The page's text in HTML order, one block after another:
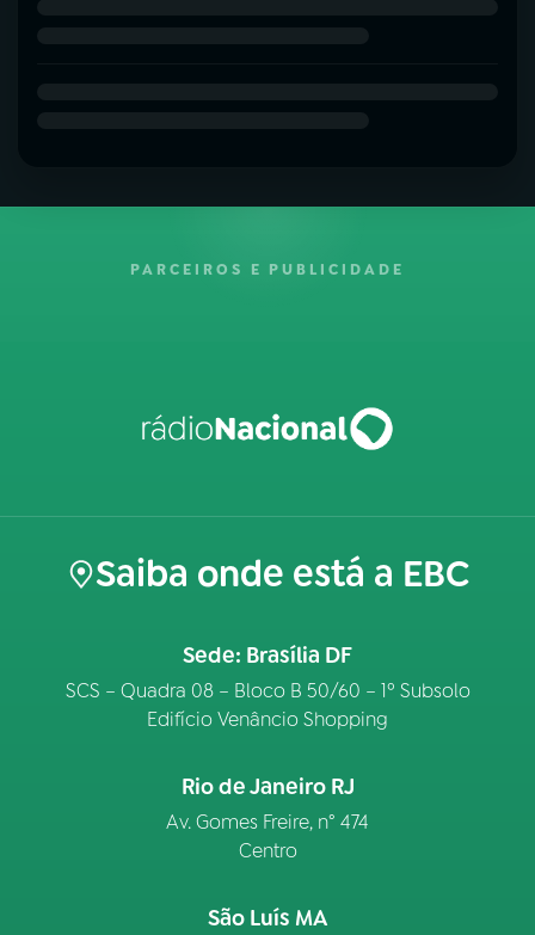
PARCEIROS E PUBLICIDADE
Saiba onde está a EBC
Sede: Brasília DF
SCS – Quadra 08 – Bloco B 50/60 – 1º Subsolo
Edifício Venâncio Shopping
Rio de Janeiro RJ
Av. Gomes Freire, n° 474
Centro
São Luís MA